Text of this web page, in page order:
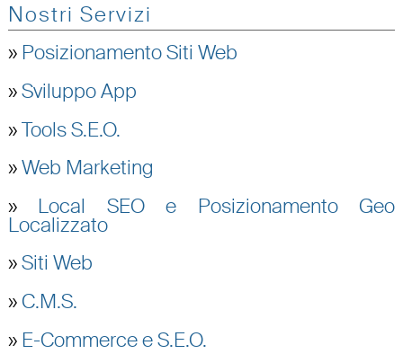
Nostri Servizi
» Posizionamento Siti Web
»Sviluppo App
»Tools S.E.O.
»Web Marketing
» Local SEO e Posizionamento Geo
Localizzato
»Siti Web
» C.M.S.
» E-Commerce e S.E.O.